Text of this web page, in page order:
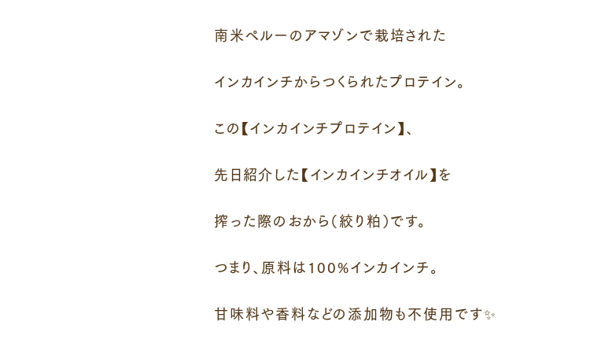
南米ペルーのアマゾンで栽培された
インカインチからつくられたプロテイン。
この【インカインチプロテイン】、
先日紹介した【インカインチオイル】を
搾った際のおから（絞り粕）です。
つまり、原料は100%インカインチ。
甘味料や香料などの添加物も不使用です✨